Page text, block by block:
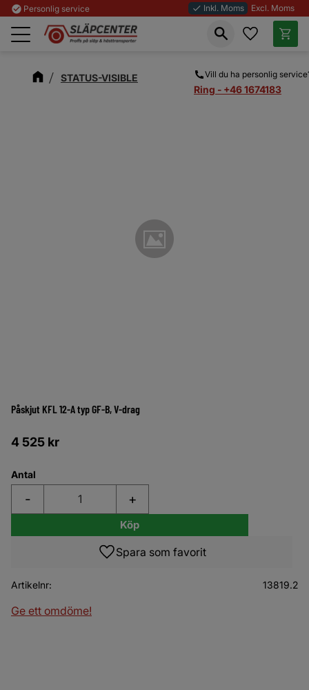
Meny
check_circle Personlig service done Inkl. Moms Excl. Moms
Vill du ha personlig
Ring - +46 1674183
Favoriter
STATUS-VISIBLE
Påskjut KFL 12-A typ GF-B, V-drag
4 525 kr
Antal
+
-
Köp
Lägg till i favoriter
Artikelnr 13819.2
Ge ett omdöme!